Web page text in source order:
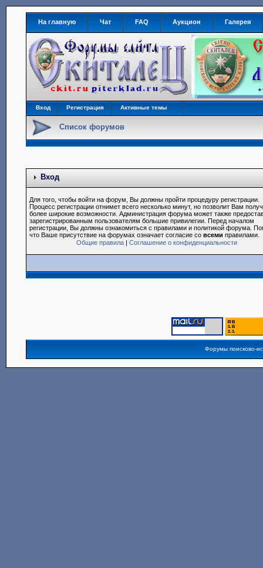
На главную Чат FAQ Аукцион Галерея
Вход Регистрация Активные темы
Список форумов
Вход
Для того, чтобы войти на форум, Вы должны пройти процедуру регистрации.
Процесс регистрации отнимет всего несколько минут, но позволит Вам
более широкие возможности. Администрация форума может также
зарегистрированным пользователям большие привилегии. Перед началом
регистрации, Вы должны ознакомиться с правилами и политикой форума.
что Ваше присутствие на форумах означает согласие совсеми правилами.
Общие правила |Соглашение о конфиденциальности
Форумы поисково-